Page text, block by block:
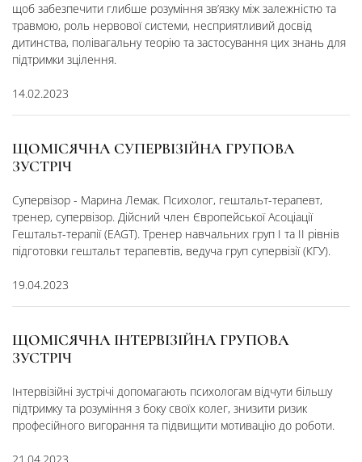
щоб забезпечити глибше розуміння зв’язку між залежністю та
травмою, роль нервової системи, несприятливий досвід
дитинства, полівагальну теорію та застосування цих знань для
підтримки зцілення.
14.02.2023
ЩОМІСЯЧНА СУПЕРВІЗІЙНА ГРУПОВА
ЗУСТРІЧ
Супервізор - Марина Лемак. Психолог, гештальт-терапевт,
тренер, супервізор. ​Дійсний член Європейської Асоціації
Гештальт-терапії (EAGT). Тренер навчальних груп I та II рівнів
підготовки гештальт терапевтів, ведуча груп супервізії (КГУ).
19.04.2023
ЩОМІСЯЧНА ІНТЕРВІЗІЙНА ГРУПОВА
ЗУСТРІЧ
Інтервізійні зустрічі допомагають психологам відчути більшу
підтримку та розуміння з боку своїх колег, знизити ризик
професійного вигорання та підвищити мотивацію до роботи.